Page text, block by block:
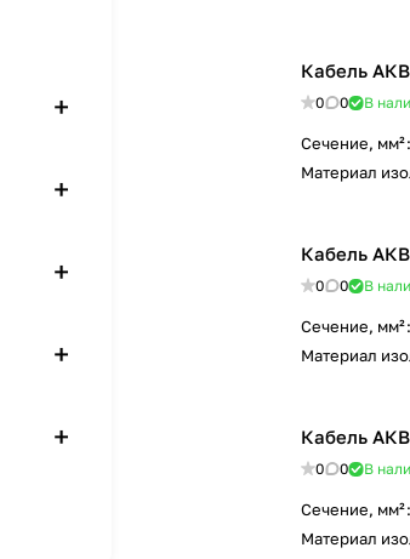
Кабель
0 0 В
Сечение, мм²:
Материал
Кабель
0 0 В
Сечение, мм²:
Материал
Кабель
0 0 В
Сечение, мм²:
Материал